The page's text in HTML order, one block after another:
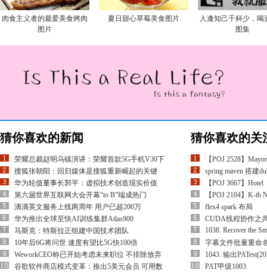
肉食主义者的最爱美食烤肉
图片
夏日甜心草莓美食图片
人逢知己千杯少，喝
图集
猜你喜欢的新闻
荣耀总裁赵明乌镇演讲：荣耀首款5G手机V30下
搜狐张朝阳：回归媒体是搜狐重新崛起的关键
华为轮值董事长郭平：虚拟技术创造现实价值
第六届世界互联网大会开幕“to B”端成热门
滴滴英文服务上线两周年 用户已超200万
华为推出全球至快AI训练集群Atlas900
马斯克：特斯拉正组建中国技术团队
10年后6G将问世 速度有望比5G快100倍
WeworkCEO称已开始考虑未来职位 不排除放弃
谷歌软件商店模式变革：推出5美元会员 可用数
猜你喜欢的关
【POJ 2528】
spring maven 搭建
【POJ 3667】Hotel
【POJ 2104】K-th
flex4 spark 布局
CUDA线程协作之
1038. Recover the
字幕文件批量重
1043. 输出
PAT甲级1003